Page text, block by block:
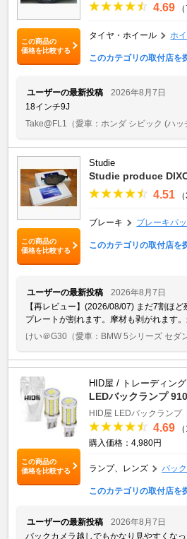
この商品の
価格を比較する
4.69
タイヤ・ホイール ホ
このカテゴリの取付店を
ユーザーの最新投稿
2026年8月7日
18インチ9J
Take@FL1
（愛車：ホンダ シビック (ハッ
この商品の
価格を比較する
Studie
Studie produce
4.51
ブレーキ ブレーキパ
このカテゴリの取付店を
ユーザーの最新投稿
2026年8月7日
【再レビュー】(2026/08/07) まだ7割ほ
プレートが割れます。摩材も剥がれます。
けい＠G30 （愛車：BMW 5シリーズ セダ
この商品の
価格を比較する
HID屋 / トレーディン
LEDバックランプ
HID屋 LEDバックランプ
4.69
購入価格：4,980円
ランプ、レンズ バッ
このカテゴリの取付店を
ユーザーの最新投稿
2026年8月7日
バックカメラ越しでもかなり見やすくな